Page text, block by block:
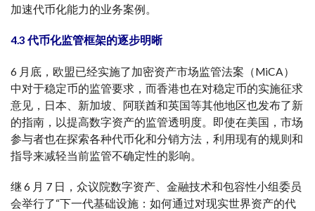
加速代币化能力的业务案例。
4.3 代币化监管框架的逐步明晰
6 月底，欧盟已经实施了加密资产市场监管法案（MiCA）
中对于稳定币的监管要求，而香港也在对稳定币的实施征求
意见，日本、新加坡、阿联酋和英国等其他地区也发布了新
的指南，以提高数字资产的监管透明度。即使在美国，市场
参与者也在探索各种代币化和分销方法，利用现有的规则和
指导来减轻当前监管不确定性的影响。
继 6 月 7 日，众议院数字资产、金融技术和包容性小组委员
会举行了“下一代基础设施：如何通过对现实世界资产的代